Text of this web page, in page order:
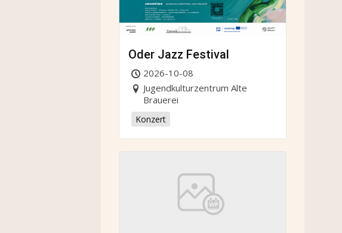
Oder Jazz Festival
2026-10-08
Jugendkulturzentrum Alte
Brauerei
Konzert